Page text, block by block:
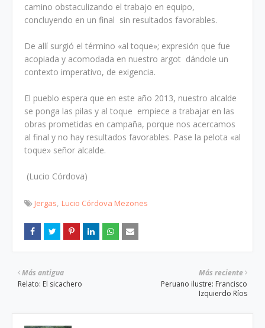
camino obstaculizando el trabajo en equipo,
concluyendo en un final sin resultados favorables.
De allí surgió el término «al toque»; expresión que fue
acopiada y acomodada en nuestro argot dándole un
contexto imperativo, de exigencia.
El pueblo espera que en este año 2013, nuestro alcalde
se ponga las pilas y al toque empiece a trabajar en las
obras prometidas en campaña, porque nos acercamos
al final y no hay resultados favorables. Pase la pelota «al
toque» señor alcalde.
(Lucio Córdova)
Jergas Lucio Córdova Mezones
Más reciente
Peruano ilustre: Francisco
Izquierdo Ríos
Más antigua
Relato: El sicachero